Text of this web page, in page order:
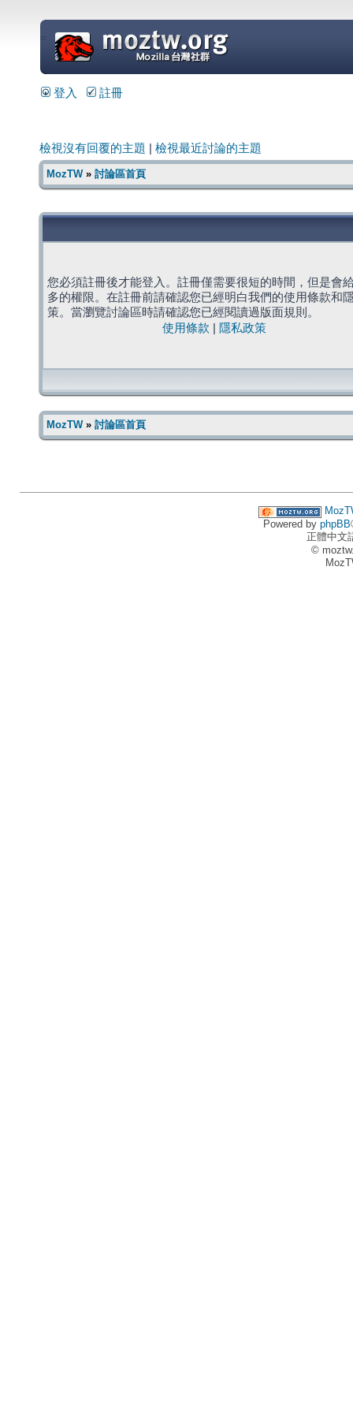
=
登入 註冊
檢視沒有回覆的主題 檢視最近討論的主題
MozTW» 討論區首頁
您必須註冊後才能登入。註冊僅需要很短的時間，但是會
多的權限。在註冊前請確認您已經明白我們的使用條款和
策。當瀏覽討論區時請確認您已經閱讀過版面規則。
使用條款
隱私政策
MozTW» 討論區首頁
Powered by phpBB
正體中文
©